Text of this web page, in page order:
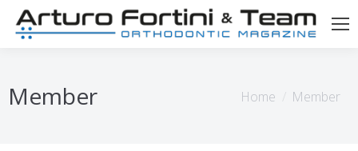
Member Tu sei qui:
Home Member